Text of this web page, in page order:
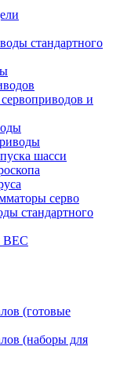
стандартного
и
шасси
серво
стандартного
BEC
(готовые
(наборы для